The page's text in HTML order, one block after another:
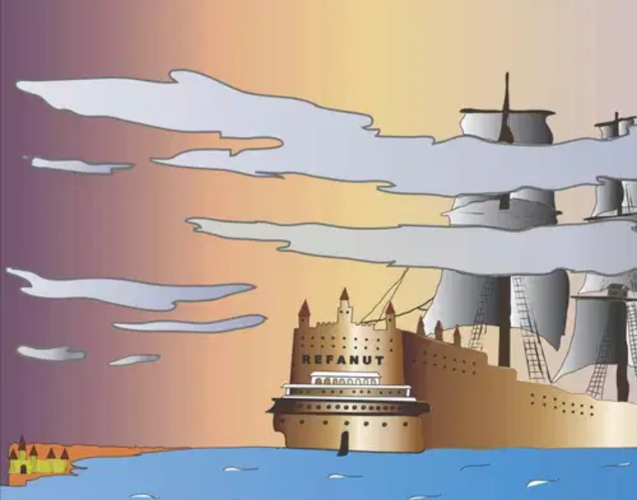
Tuotekuvaus
Satu kertoo Refanut-nimisestä laivasta, josta Nuora-Matti kertoi pojille. Nuora-Matti oli vanha merimies, joka kertoili aina kaikenlaista -
Torniolainen Herra Petter oli hyvin rikas, jolla oli 20 laivaa merillä. Hän ei kuitenkaan saanut koskaan kyllikseen, ja oli päättänyt viimein
kuinka saisi sen nopeasti onnistumaan ja sai neuvoksi rakennuttaa Refanutin - velholaivan, joka voi koota kultaa kolmessa vuodessa
valmiiksi, mutta kovalla hinnalla, koska hän halusi Herra Petterin tyttären palkkioksi. Musiikki ja äänitehosteet: Ritva-Liisa ja Markku
Oletko tyytyväinen tuotetietoihin?
Ovatko tuotetiedot riittävät? Jos tuotetiedoissa on puutteita tai niitä voisi muuten parantaa, anna palautetta.
Ohjeet
Ensitilaajan pikaopas
Myymälänouto